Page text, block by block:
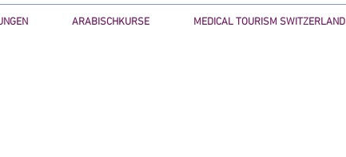
ARABISCHKURSE MEDICAL TOURISM SWITZERLAND